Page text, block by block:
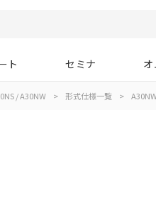
ト セミナ
/ A30NW > 形式仕様一覧 >